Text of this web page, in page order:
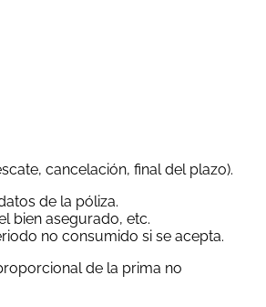
cancelación, final del plazo).
de la póliza.
bien asegurado, etc.
no consumido si se acepta.
de la prima no